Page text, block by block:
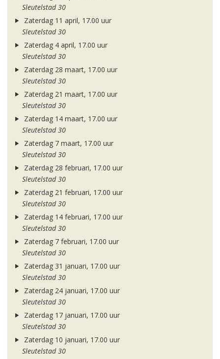
Sleutelstad 30
Zaterdag 11 april, 17.00 uur
Sleutelstad 30
Zaterdag 4 april, 17.00 uur
Sleutelstad 30
Zaterdag 28 maart, 17.00 uur
Sleutelstad 30
Zaterdag 21 maart, 17.00 uur
Sleutelstad 30
Zaterdag 14 maart, 17.00 uur
Sleutelstad 30
Zaterdag 7 maart, 17.00 uur
Sleutelstad 30
Zaterdag 28 februari, 17.00 uur
Sleutelstad 30
Zaterdag 21 februari, 17.00 uur
Sleutelstad 30
Zaterdag 14 februari, 17.00 uur
Sleutelstad 30
Zaterdag 7 februari, 17.00 uur
Sleutelstad 30
Zaterdag 31 januari, 17.00 uur
Sleutelstad 30
Zaterdag 24 januari, 17.00 uur
Sleutelstad 30
Zaterdag 17 januari, 17.00 uur
Sleutelstad 30
Zaterdag 10 januari, 17.00 uur
Sleutelstad 30